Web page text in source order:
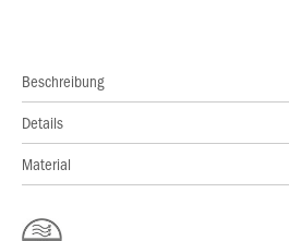
Beschreibung
Details
Material